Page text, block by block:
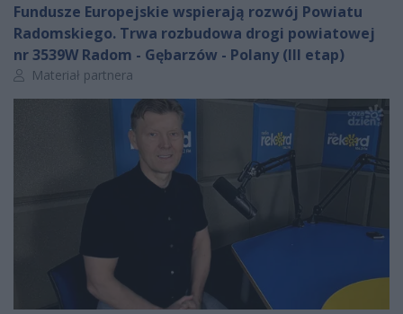
Fundusze Europejskie wspierają rozwój Powiatu
Radomskiego. Trwa rozbudowa drogi powiatowej
nr 3539W Radom - Gębarzów - Polany (III etap)
Autor artykułu:
Materiał partnera